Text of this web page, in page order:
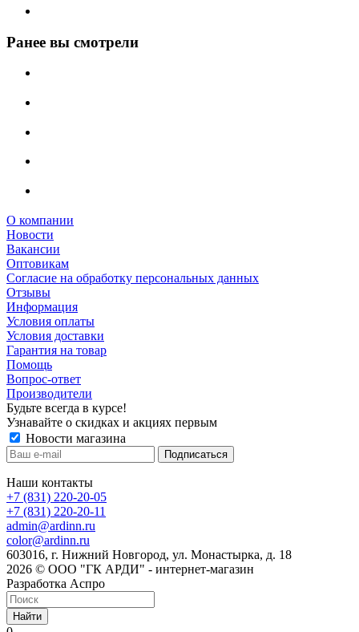
Ранее вы смотрели
О компании
Новости
Вакансии
Оптовикам
Cогласие на обработку персональных данных
Отзывы
Информация
Условия оплаты
Условия доставки
Гарантия на товар
Помощь
Вопрос-ответ
Производители
Будьте всегда в курсе!
Узнавайте о скидках и акциях первым
Новости магазина
Наши контакты
+7 (831) 220-20-05
+7 (831) 220-20-11
admin@ardinn.ru
color@ardinn.ru
603016, г. Нижний Новгород, ул. Монастырка, д. 18
2026 © ООО "ГК АРДИ" - интернет-магазин
Разработка Аспро
Найти